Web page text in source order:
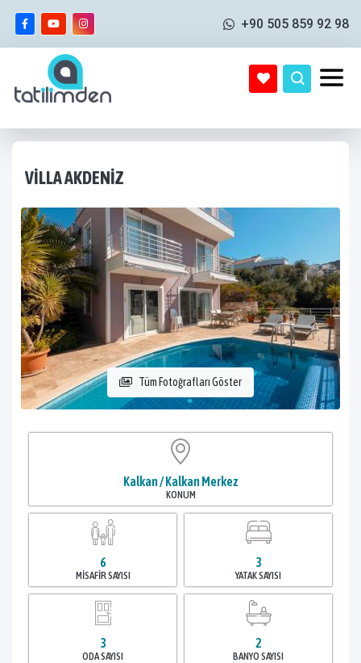
+90 505 859 92 98
VILLA AKDENIZ
Tüm Fotoğrafları Göster
Kalkan / Kalkan Merkez
KONUM
6
MISAFIR SAYISI
3
YATAK SAYISI
3
ODA SAYISI
2
BANYO SAYISI